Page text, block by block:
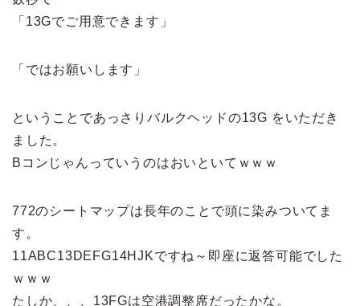
「13Gでご用意できます」
「ではお願いします」
ということであっさりバルクヘッドの13G をいただき
ました。
Bコンじゃんっていうのはおいといてｗｗｗ
772のシートマップは長年のことで頭に染みついてま
す。
11ABC13DEFG14HJKですね～即座に返答可能でした
ｗｗｗ
たしか、、、13FGは空港調整席だったかな。